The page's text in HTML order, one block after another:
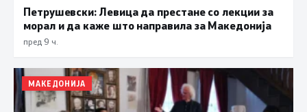
Петрушевски: Левица да престане со лекции за
морал и да каже што направила за Македонија
пред 9 ч.
МАКЕДОНИЈА